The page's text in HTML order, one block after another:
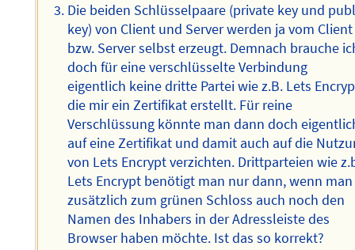
Die beiden Schlüsselpaare (private key und
key) von Client und Server werden ja vom Client
bzw. Server selbst erzeugt. Demnach brauche
doch für eine verschlüsselte Verbindung
eigentlich keine dritte Partei wie z.B. Lets
die mir ein Zertifikat erstellt. Für reine
Verschlüssung könnte man dann doch
auf eine Zertifikat und damit auch auf die
von Lets Encrypt verzichten. Drittparteien wie
Lets Encrypt benötigt man nur dann, wenn man
zusätzlich zum grünen Schloss auch noch den
Namen des Inhabers in der Adressleiste des
Browser haben möchte. Ist das so korrekt?